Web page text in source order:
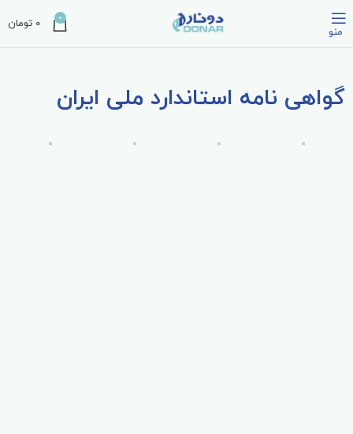
منو
0
0 تومان
گواهی نامه استاندارد ملی ایران